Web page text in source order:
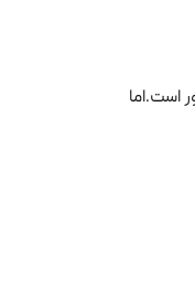
است.اما